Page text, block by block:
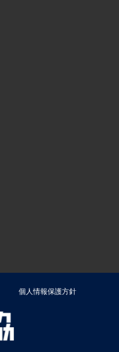
個人情報保護方針